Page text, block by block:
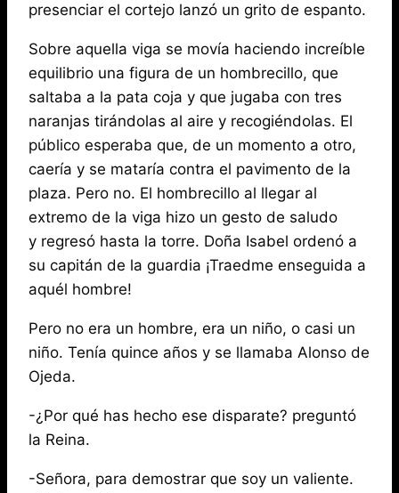
presenciar el cortejo lanzó un grito de espanto.
Sobre aquella viga se movía haciendo increíble
equilibrio una figura de un hombrecillo, que
saltaba a la pata coja y que jugaba con tres
naranjas tirándolas al aire y recogiéndolas. El
público esperaba que, de un momento a otro,
caería y se mataría contra el pavimento de la
plaza. Pero no. El hombrecillo al llegar al
extremo de la viga hizo un gesto de saludo
y regresó hasta la torre. Doña Isabel ordenó a
su capitán de la guardia ¡Traedme enseguida a
aquél hombre!
Pero no era un hombre, era un niño, o casi un
niño. Tenía quince años y se llamaba Alonso de
Ojeda.
-¿Por qué has hecho ese disparate? preguntó
la Reina.
-Señora, para demostrar que soy un valiente.